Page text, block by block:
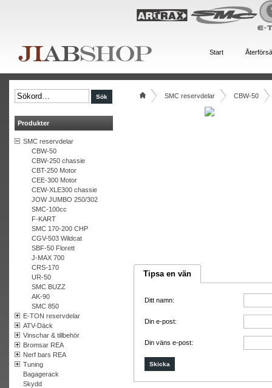
Start
Produkter
SMC reservdelar
CBW-50
CBW-250 chassie
CBT-250 Motor
CEE-300 Motor
CEW-XLE300 chassie
JOW JUMBO 250/302
SMC-100cc
F-KART
SMC 170-200 CHP
CGV-503 Wildcat
SBF-50 Florett
J-MAX 700
CRS-170
UR-50
SMC BUZZ
AK-90
SMC 850
E-TON reservdelar
ATV-Däck
Vinschar & tillbehör
Bromsar REA
Nerf bars REA
Tuning
Bagagerack
Skydd
SMC reservdelar CBW-50
Tipsa en vän
Ditt namn:
Din e-post:
Din väns e-post: